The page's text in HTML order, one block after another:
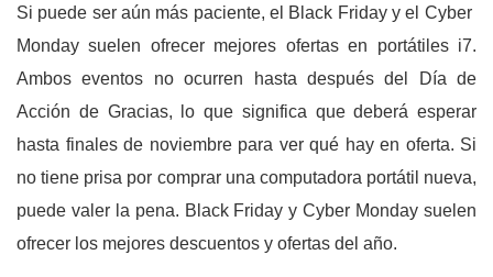
Si puede ser aún más paciente, el Black Friday y el Cyber ​​
Monday suelen ofrecer mejores ofertas en portátiles i7.
Ambos eventos no ocurren hasta después del Día de
Acción de Gracias, lo que significa que deberá esperar
hasta finales de noviembre para ver qué hay en oferta. Si
no tiene prisa por comprar una computadora portátil nueva,
puede valer la pena. Black Friday y Cyber ​​Monday suelen
ofrecer los mejores descuentos y ofertas del año.